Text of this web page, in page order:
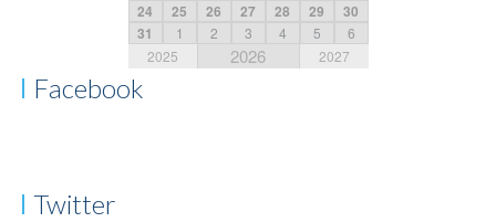
24
25 26 27 28 29
30
31
1 2 3 4 5
6
2025
2026 2027
Facebook
Twitter